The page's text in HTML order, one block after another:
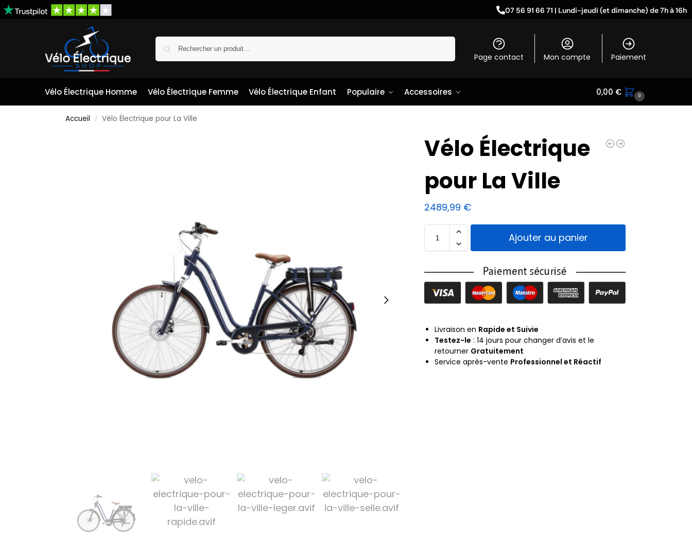
07 56 91 66 71 | Lundi-jeudi (et dimanche) de 7h à 16h
Page contact Mon compte Paiement
Vélo Électrique Homme Vélo Électrique Femme Vélo Électrique Enfant Populaire Accessoires 0,00 € 0
Accueil / Vélo Électrique pour La Ville
Vélo Électrique
pour La Ville
2489,99 €
Ajouter au panier
Livraison en Rapide et Suivie
Testez-le : 14 jours pour changer d’avis et le
retourner Gratuitement
Service après-vente Professionnel et Réactif